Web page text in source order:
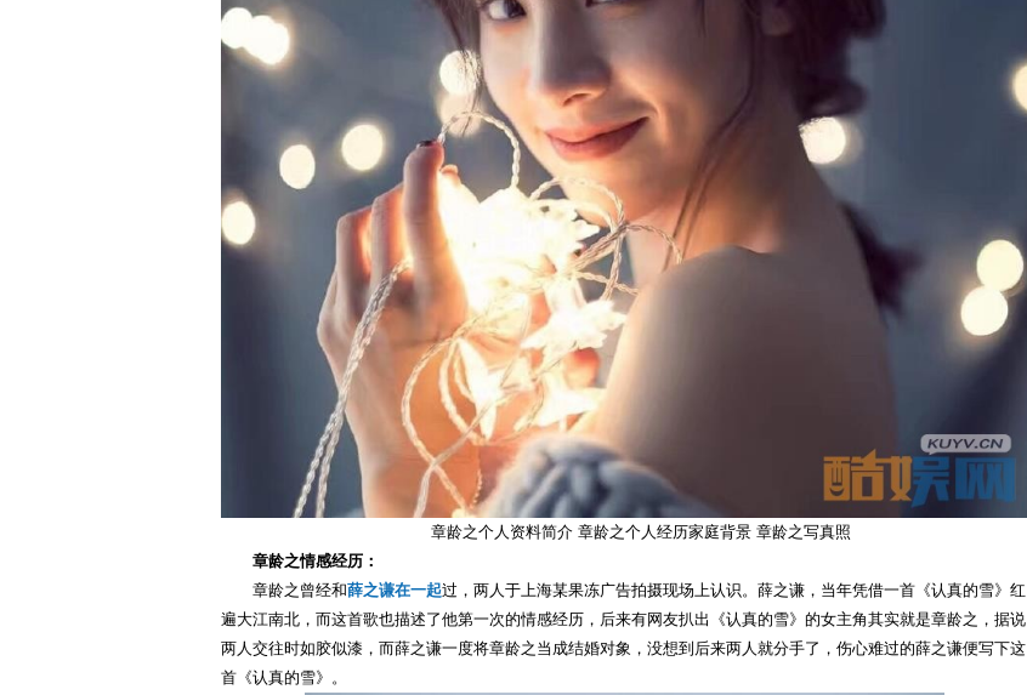
章龄之个人资料简介 章龄之个人经历家庭背景 章龄之写真照
章龄之情感经历：
章龄之曾经和薛之谦在一起过，两人于上海某果冻广告拍摄现场上认识。薛之谦，当年凭借一首《认真的雪》红
遍大江南北，而这首歌也描述了他第一次的情感经历，后来有网友扒出《认真的雪》的女主角其实就是章龄之，据说
两人交往时如胶似漆，而薛之谦一度将章龄之当成结婚对象，没想到后来两人就分手了，伤心难过的薛之谦便写下这
首《认真的雪》。